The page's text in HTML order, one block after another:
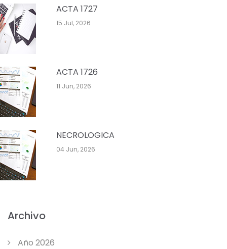
ACTA 1727
15 Jul, 2026
ACTA 1726
11 Jun, 2026
NECROLOGICA
04 Jun, 2026
Archivo
Año 2026